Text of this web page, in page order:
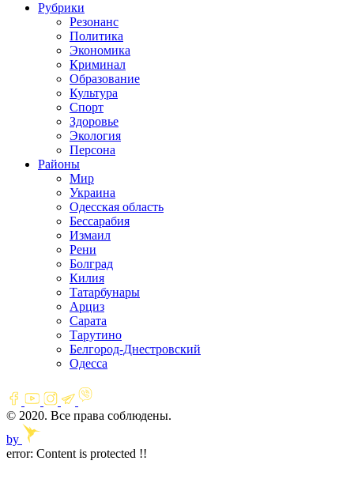
Рубрики
Резонанс
Политика
Экономика
Криминал
Образование
Культура
Спорт
Здоровье
Экология
Персона
Районы
Мир
Украина
Одесская область
Бессарабия
Измаил
Рени
Болград
Килия
Татарбунары
Арциз
Сарата
Тарутино
Белгород-Днестровский
Одесса
© 2020. Все права соблюдены.
by
error: Content is protected !!